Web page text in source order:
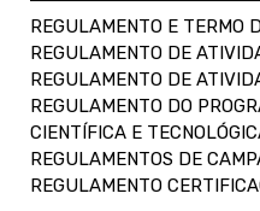
REGULAMENTO E TERMO
REGULAMENTO DE
REGULAMENTO DE
REGULAMENTO DO
CIENTÍFICA E
REGULAMENTOS DE
REGULAMENTO